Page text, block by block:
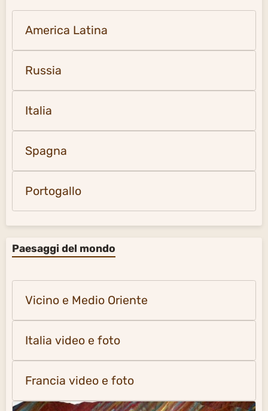
America Latina
Russia
Italia
Spagna
Portogallo
Paesaggi del mondo
Vicino e Medio Oriente
Italia video e foto
Francia video e foto